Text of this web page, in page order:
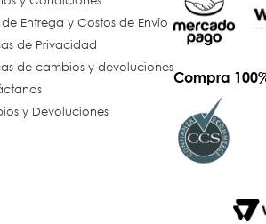
Entrega y Costos de Envío
de Privacidad
de cambios y devoluciones
y Devoluciones
Compra